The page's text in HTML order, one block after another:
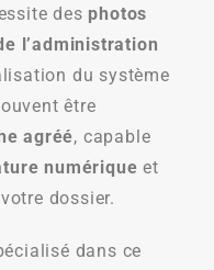
des photos
l’administration
du système
être
agréé, capable
numérique et
dossier.
dans ce